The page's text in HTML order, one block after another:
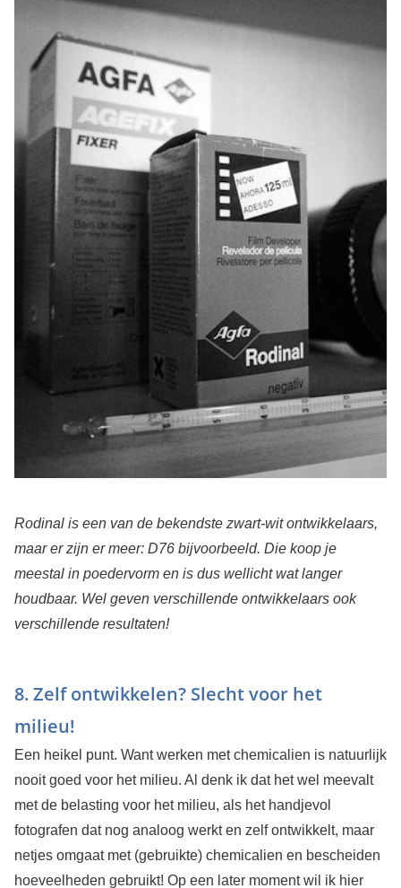
Rodinal is een van de bekendste zwart-wit ontwikkelaars,
maar er zijn er meer: D76 bijvoorbeeld. Die koop je
meestal in poedervorm en is dus wellicht wat langer
houdbaar. Wel geven verschillende ontwikkelaars ook
verschillende resultaten!
8. Zelf ontwikkelen? Slecht voor het
milieu!
Een heikel punt. Want werken met chemicalien is natuurlijk
nooit goed voor het milieu. Al denk ik dat het wel meevalt
met de belasting voor het milieu, als het handjevol
fotografen dat nog analoog werkt en zelf ontwikkelt, maar
netjes omgaat met (gebruikte) chemicalien en bescheiden
hoeveelheden gebruikt! Op een later moment wil ik hier